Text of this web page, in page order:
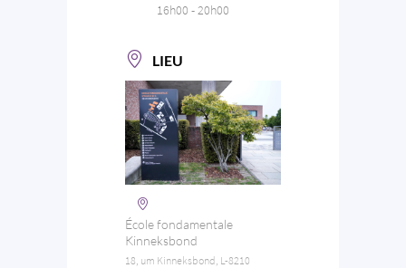
16h00 - 20h00
LIEU
École fondamentale
Kinneksbond
18, um Kinneksbond, L-8210